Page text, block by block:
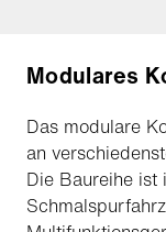
Modulares
Das modulare
an
Die Baureihe ist